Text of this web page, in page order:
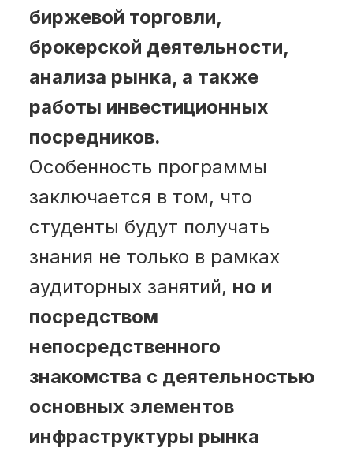
биржевой торговли,
брокерской деятельности,
анализа рынка, а также
работы инвестиционных
посредников.
Особенность программы
заключается в том, что
студенты будут получать
знания не только в рамках
аудиторных занятий, но и
посредством
непосредственного
знакомства с деятельностью
основных элементов
инфраструктуры рынка